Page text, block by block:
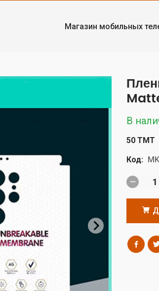
Магазин мобильных
В
50 TMT
Код: